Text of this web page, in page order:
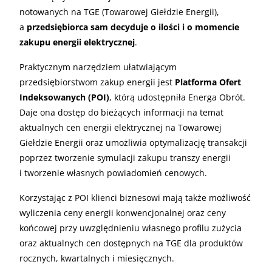
notowanych na TGE (Towarowej Giełdzie Energii),
a przedsiębiorca sam decyduje o ilości i o momencie
zakupu energii elektrycznej.
Praktycznym narzędziem ułatwiającym
przedsiębiorstwom zakup energii jest Platforma Ofert
Indeksowanych (POI), którą udostępniła Energa Obrót.
Daje ona dostęp do bieżących informacji na temat
aktualnych cen energii elektrycznej na Towarowej
Giełdzie Energii oraz umożliwia optymalizację transakcji
poprzez tworzenie symulacji zakupu transzy energii
i tworzenie własnych powiadomień cenowych.
Korzystając z POI klienci biznesowi mają także możliwość
wyliczenia ceny energii konwencjonalnej oraz ceny
końcowej przy uwzględnieniu własnego profilu zużycia
oraz aktualnych cen dostępnych na TGE dla produktów
rocznych, kwartalnych i miesięcznych.